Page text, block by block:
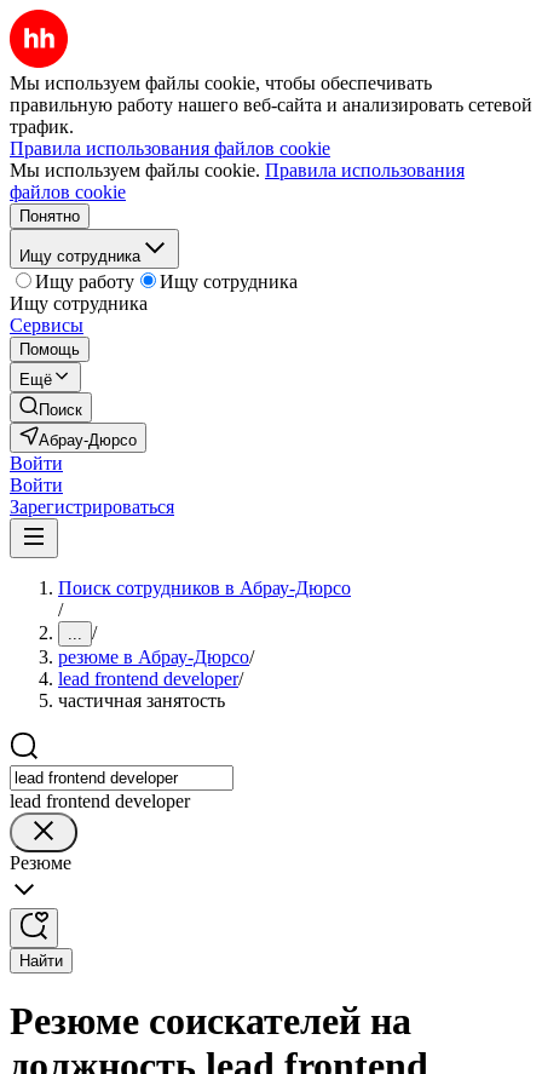
Мы используем файлы cookie, чтобы обеспечивать
правильную работу нашего веб-сайта и анализировать сетевой
трафик.
Правила использования файлов cookie
Мы используем файлы cookie. Правила использования
файлов cookie
Понятно
Ищу сотрудника
Ищу работу
Ищу сотрудника
Ищу сотрудника
Сервисы
Помощь
Ещё
Поиск
Абрау-Дюрсо
Войти
Войти
Зарегистрироваться
Поиск сотрудников в Абрау-Дюрсо
/
... /
резюме в Абрау-Дюрсо/
lead frontend developer/
частичная занятость
lead frontend developer
Резюме
Найти
Резюме соискателей на